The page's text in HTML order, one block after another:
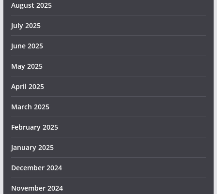
August 2025
July 2025
June 2025
May 2025
April 2025
March 2025
February 2025
January 2025
December 2024
November 2024